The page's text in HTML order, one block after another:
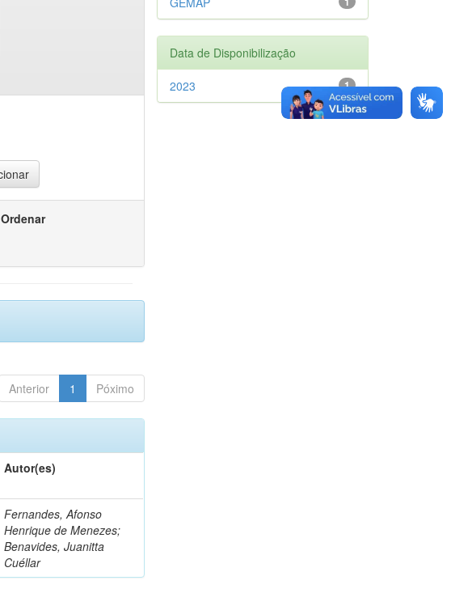
Ordenar
Anterior 1 Póximo
Autor(es)
Fernandes, Afonso
Henrique de Menezes;
Benavides, Juanitta
Cuéllar
Data de Disponibilização
1
2023